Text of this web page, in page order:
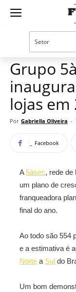
Guia
Mercado de franquias
Grupo
lojas em
Por Gabriella Oliveira -
Facebook
A5àsec, rede de
um plano de
franqueadora
final do ano.
Ao todo são 554
e a estimativa é
Norte a Sul do
Um bom